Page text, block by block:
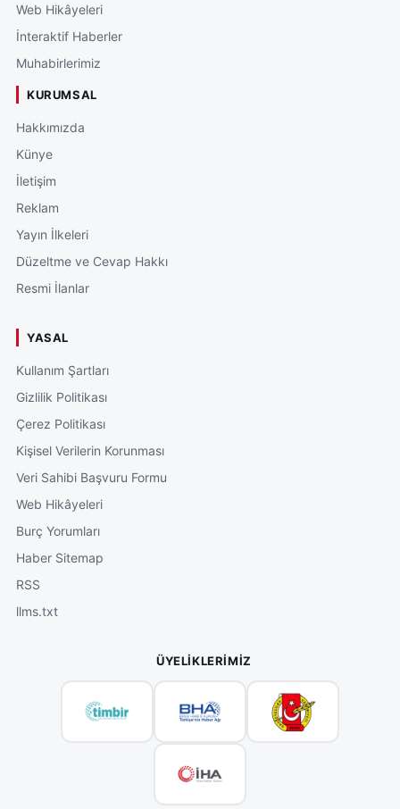
Web Hikâyeleri
İnteraktif Haberler
Muhabirlerimiz
KURUMSAL
Hakkımızda
Künye
İletişim
Reklam
Yayın İlkeleri
Düzeltme ve Cevap Hakkı
Resmi İlanlar
YASAL
Kullanım Şartları
Gizlilik Politikası
Çerez Politikası
Kişisel Verilerin Korunması
Veri Sahibi Başvuru Formu
Web Hikâyeleri
Burç Yorumları
Haber Sitemap
RSS
llms.txt
ÜYELIKLERIMIZ